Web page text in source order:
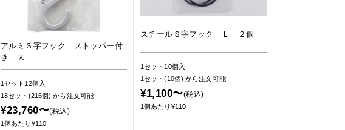
アルミＳ字フック ストッパー付
き 大
1セット12個入
18セット(216個)から注文可能
¥23,760〜(税込)
1個あたり¥110
スチールＳ字フック Ｌ ２個
1セット10個入
1セット(10個)から注文可能
¥1,100〜(税込)
1個あたり¥110